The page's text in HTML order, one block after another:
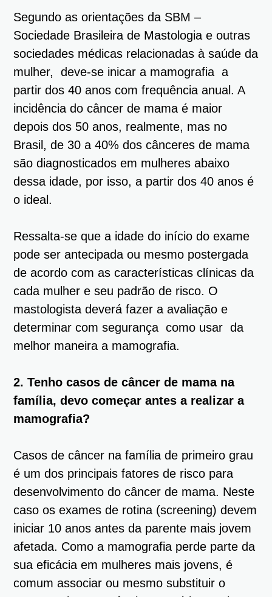
Segundo as orientações da SBM –
Sociedade Brasileira de Mastologia e outras
sociedades médicas relacionadas à saúde da
mulher, deve-se inicar a mamografia a
partir dos 40 anos com frequência anual. A
incidência do câncer de mama é maior
depois dos 50 anos, realmente, mas no
Brasil, de 30 a 40% dos cânceres de mama
são diagnosticados em mulheres abaixo
dessa idade, por isso, a partir dos 40 anos é
o ideal.
Ressalta-se que a idade do início do exame
pode ser antecipada ou mesmo postergada
de acordo com as características clínicas da
cada mulher e seu padrão de risco. O
mastologista deverá fazer a avaliação e
determinar com segurança como usar da
melhor maneira a mamografia.
2. Tenho casos de câncer de mama na
família, devo começar antes a realizar a
mamografia?
Casos de câncer na família de primeiro grau
é um dos principais fatores de risco para
desenvolvimento do câncer de mama. Neste
caso os exames de rotina (screening) devem
iniciar 10 anos antes da parente mais jovem
afetada. Como a mamografia perde parte da
sua eficácia em mulheres mais jovens, é
comum associar ou mesmo substituir o